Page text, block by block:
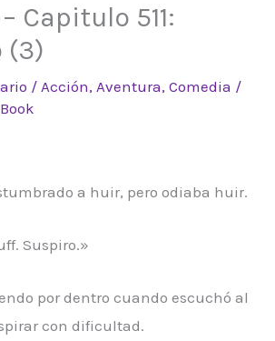
Capitulo 511:
(3)
/ Acción, Aventura, Comedia /
a huir, pero odiaba huir.
Suspiro.»
por dentro cuando escuchó al
con dificultad.